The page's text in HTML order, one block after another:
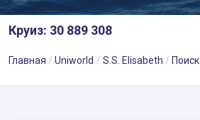
Круиз: 30 889 308
Главная Uniworld S.S. Elisabeth Поиск